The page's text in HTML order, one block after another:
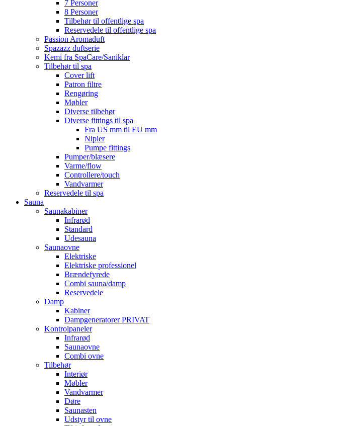
7 Personer
8 Personer
Tilbehør til offentlige spa
Reservedele til offentlige spa
Passion Aromaduft
Spazazz duftserie
Kemi fra SpaCare/Saniklar
Tilbehør til spa
Cover lift
Patron filtre
Rengøring
Møbler
Diverse tilbehør
Diverse fittings til spa
Fra US mm til EU mm
Nipler
Pumpe fittings
Pumper/blæsere
Varme/flow
Controllere/touch
Vandvarmer
Reservedele til spa
Sauna
Saunakabiner
Infrarød
Standard
Udesauna
Saunaovne
Elektriske
Elektriske professionel
Brændefyrede
Combi sauna/damp
Reservedele
Damp
Kabiner
Dampgeneratorer PRIVAT
Kontrolpaneler
Infrarød
Saunaovne
Combi ovne
Tilbehør
Interiør
Møbler
Vandvarmer
Døre
Saunasten
Udstyr til ovne